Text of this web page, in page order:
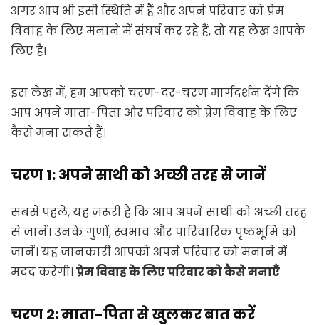
अगर आप भी इसी स्थिति में हैं और अपने परिवार को प्रेम
विवाह के लिए मनाने में संघर्ष कर रहे हैं, तो यह लेख आपके
लिए है!
इस लेख में, हम आपको चरण-दर-चरण मार्गदर्शन देंगे कि
आप अपने माता-पिता और परिवार को प्रेम विवाह के लिए
कैसे मना सकते हैं।
चरण 1: अपने साथी को अच्छी तरह से जानें
सबसे पहले, यह ज़रूरी है कि आप अपने साथी को अच्छी तरह
से जानें। उनके गुणों, स्वभाव और पारिवारिक पृष्ठभूमि को
जानें। यह जानकारी आपको अपने परिवार को मनाने में
मदद करेगी। प्रेम विवाह के लिए परिवार को कैसे मनाएँ
चरण 2: माता-पिता से खुलकर बात करें